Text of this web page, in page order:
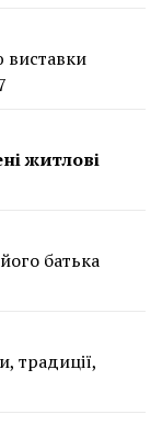
виставки
житлові
батька
традиції,